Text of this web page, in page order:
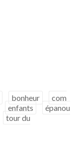
bonheur
com
enfants
épanou
tour du